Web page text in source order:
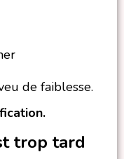
de faiblesse.
trop tard